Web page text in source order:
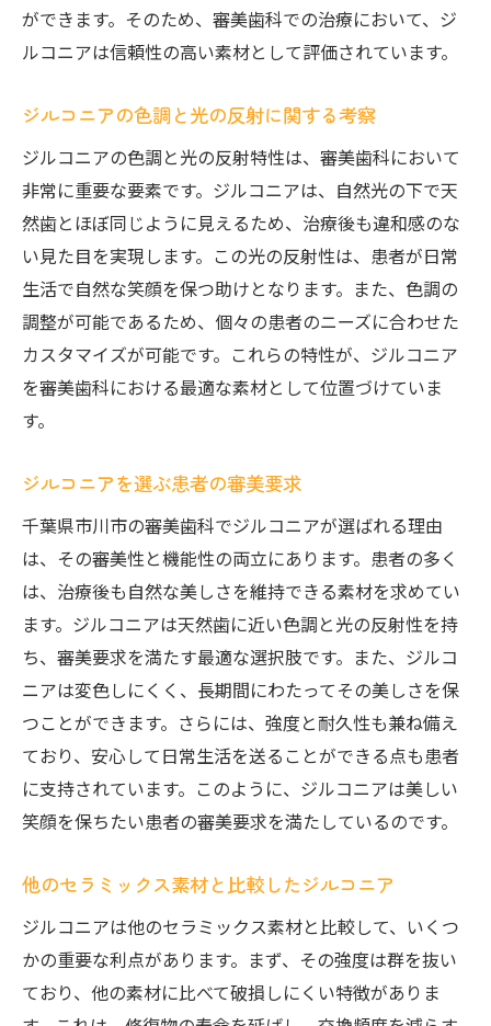
ができます。そのため、審美歯科での治療において、ジ
ルコニアは信頼性の高い素材として評価されています。
ジルコニアの色調と光の反射に関する考察
ジルコニアの色調と光の反射特性は、審美歯科において
非常に重要な要素です。ジルコニアは、自然光の下で天
然歯とほぼ同じように見えるため、治療後も違和感のな
い見た目を実現します。この光の反射性は、患者が日常
生活で自然な笑顔を保つ助けとなります。また、色調の
調整が可能であるため、個々の患者のニーズに合わせた
カスタマイズが可能です。これらの特性が、ジルコニア
を審美歯科における最適な素材として位置づけていま
す。
ジルコニアを選ぶ患者の審美要求
千葉県市川市の審美歯科でジルコニアが選ばれる理由
は、その審美性と機能性の両立にあります。患者の多く
は、治療後も自然な美しさを維持できる素材を求めてい
ます。ジルコニアは天然歯に近い色調と光の反射性を持
ち、審美要求を満たす最適な選択肢です。また、ジルコ
ニアは変色しにくく、長期間にわたってその美しさを保
つことができます。さらには、強度と耐久性も兼ね備え
ており、安心して日常生活を送ることができる点も患者
に支持されています。このように、ジルコニアは美しい
笑顔を保ちたい患者の審美要求を満たしているのです。
他のセラミックス素材と比較したジルコニア
ジルコニアは他のセラミックス素材と比較して、いくつ
かの重要な利点があります。まず、その強度は群を抜い
ており、他の素材に比べて破損しにくい特徴がありま